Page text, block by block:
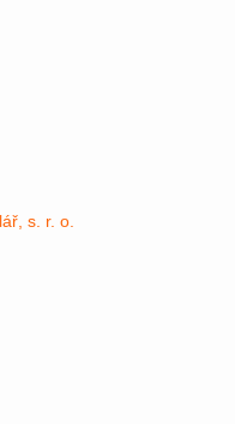
s. r. o.